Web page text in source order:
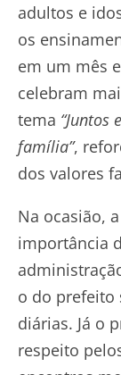
adultos e
os
em um mês
celebram
tema “Juntos
família”,
dos valores
Na ocasião,
importância
o do prefeito
diárias. Já o
respeito